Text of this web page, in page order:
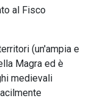
al Fisco
(un'ampia e
Magra ed è
medievali